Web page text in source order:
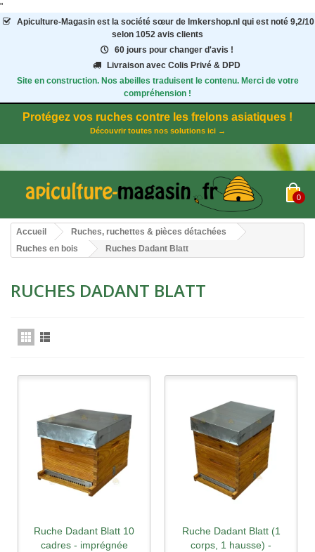
"
Apiculture-Magasinest la société sœur de Imkershop.nl qui est noté 9,2/10
selon 1052 avis clients
60 jours pour changer d'avis !
Livraison avec Colis Privé & DPD
Site en construction. Nos abeilles traduisent le contenu. Merci de votre
compréhension !
Protégez vos ruches contre les frelons asiatiques !
Découvrir toutes nos solutions ici →
0
Accueil
Ruches, ruchettes & pièces détachées
Ruches en bois
Ruches Dadant Blatt
RUCHES DADANT BLATT
Ruche Dadant Blatt 10
cadres - imprégnée
Ruche Dadant Blatt (1
corps, 1 hausse) -